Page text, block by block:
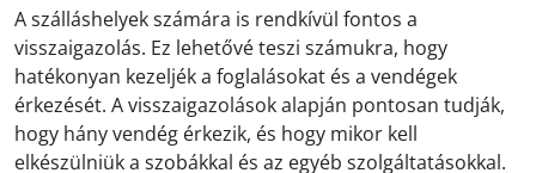
A szálláshelyek számára is rendkívül fontos a
visszaigazolás. Ez lehetővé teszi számukra, hogy
hatékonyan kezeljék a foglalásokat és a vendégek
érkezését. A visszaigazolások alapján pontosan tudják,
hogy hány vendég érkezik, és hogy mikor kell
elkészülniük a szobákkal és az egyéb szolgáltatásokkal.